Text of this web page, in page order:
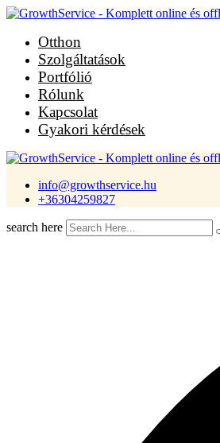
Skip
contentOtthon
Szolgáltatások
Portfólió
Rólunk
Kapcsolat
Gyakori kérdések
info@growthservice.hu
+36304259827
search here